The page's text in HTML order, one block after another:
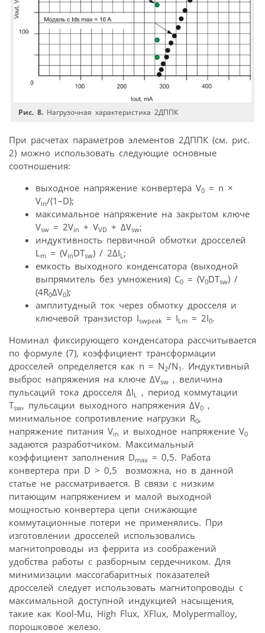
Рис. 8. Нагрузочная характеристика 2ДППК
При расчетах параметров элементов 2ДППК (см. рис.
2) можно использовать следующие основные
соотношения:
выходное напряжение конвертера V0 = n ×
Vin/(1–D);
максимальное напряжение на закрытом ключе
Vsw = 2Vin + VVD + ∆Vsw;
индуктивность первичной обмотки дросселей
L m = (VinDTsw) / 2∆IL ;
емкость выходного конденсатора (выходной
выпрямитель без умножения) C0 = (V0DTsw) /
(4R0∆V0);
амплитудный ток через обмотку дросселя и
ключевой транзистор Iswpeak = ILm = 2I0.
Номинал фиксирующего конденсатора рассчитывается
по формуле (7), коэффициент трансформации
дросселей определяется как n = N2/N1 . Индуктивный
выброс напряжения на ключе ∆Vsw , величина
пульсаций тока дросселя ∆IL
, период коммутации
Tsw, пульсации выходного напряжения ∆V0 ,
минимальное сопротивление нагрузки R0,
напряжение питания Vin и выходное напряжение V0
задаются разработчиком. Максимальный
коэффициент заполнения Dmax = 0,5. Работа
конвертера при D > 0,5 возможна, но в данной
статье не рассматривается. В связи с низким
питающим напряжением и малой выходной
мощностью конвертера цепи снижающие
коммутационные потери не применялись. При
изготовлении дросселей использовались
магнитопроводы из феррита из соображений
удобства работы с разборным сердечником. Для
минимизации массогабаритных показателей
дросселей следует использовать магнитопроводы с
максимальной доступной индукцией насыщения,
такие как Kool-Mu, High Flux, XFlux, Molypermalloy,
порошковое железо.